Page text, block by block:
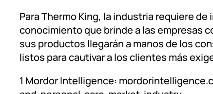
Para Thermo King, la industria requiere
conocimiento que brinde a las empresas
sus productos llegarán a manos de los
listos para cautivar a los clientes más
1 Mordor Intelligence: